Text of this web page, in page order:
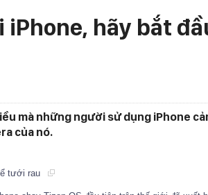
iPhone, hãy bắt
mà những người sử dụng iPhone
của nó.
tưới rau